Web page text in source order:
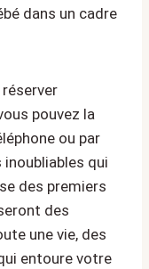
dans un cadre
pouvez la
ou par
qui
des premiers
des
une vie, des
entoure votre